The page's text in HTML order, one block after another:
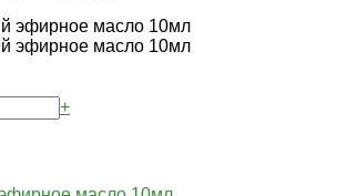
+